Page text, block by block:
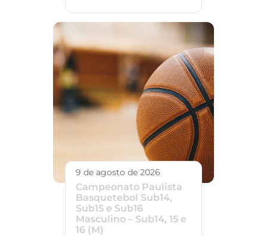
9 de agosto de 2026
Campeonato Paulista
Basquetebol Sub14,
Sub15 e Sub16
Masculino – Sub14, 15 e
16 (M)